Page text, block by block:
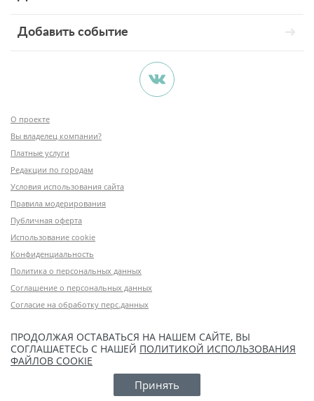
Добавить событие
О проекте
Вы владелец компании?
Платные услуги
Редакции по городам
Условия использования сайта
Правила модерирования
Публичная оферта
Использование cookie
Конфиденциальность
Политика о персональных данных
Соглашение о персональных данных
Согласие на обработку перс.данных
ПРОДОЛЖАЯ ОСТАВАТЬСЯ НА НАШЕМ САЙТЕ, ВЫ
СОГЛАШАЕТЕСЬ С НАШЕЙ ПОЛИТИКОЙ ИСПОЛЬЗОВАНИЯ
ФАЙЛОВ COOKIE
Принять